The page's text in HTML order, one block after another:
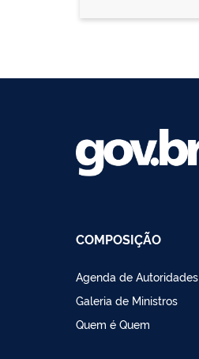
COMPOSIÇÃO
Agenda de Autoridades
Galeria de Ministros
Quem é Quem